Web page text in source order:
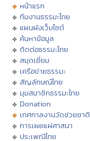
หน้าแรก
ทีมงานธรรมะไทย
แผนผังเว็บไซต์
ค้นหาข้อมูล
ติดต่อธรรมะไทย
สมุดเยี่ยม
เครือข่ายธรรมะ
สัญลักษณ์ไทย
มุมสมาชิกธรรมะไทย
Donation
เทศกาลงานวัดช่วยชาติ
การเผยแผ่ศาสนา
ประเพณีไทย